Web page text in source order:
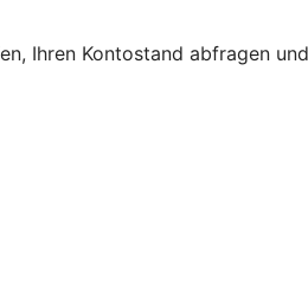
Ihren Kontostand abfragen